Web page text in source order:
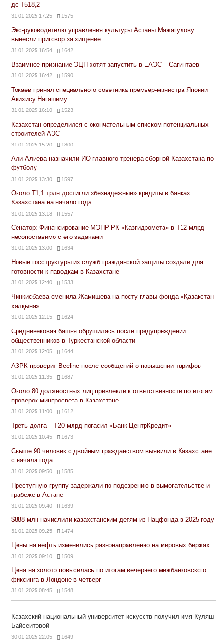
до Т518,2
31.01.2025 17:25 1575
Экс-руководителю управления культуры Астаны Мажагулову
вынесли приговор за хищение
31.01.2025 16:54 1642
Взаимное признание ЭЦП хотят запустить в ЕАЭС – Сагинтаев
31.01.2025 16:42 1590
Токаев принял специального советника премьер-министра Японии
Акихису Нагашиму
31.01.2025 16:10 1523
Казахстан определился с окончательным списком потенциальных
строителей АЭС
31.01.2025 15:20 1800
Али Алиева назначили ИО главного тренера сборной Казахстана по
футболу
31.01.2025 13:30 1597
Около Т1,1 трлн достигли «безнадежные» кредиты в банках
Казахстана на начало года
31.01.2025 13:18 1557
Сенатор: Финансирование МЭПР РК «Казгидромета» в Т12 млрд –
несопоставимо с его задачами
31.01.2025 13:00 1634
Новые госструктуры из служб гражданской защиты создали для
готовности к паводкам в Казахстане
31.01.2025 12:40 1533
Чинкисбаева сменила Жамишева на посту главы фонда «Қазақстан
халқына»
31.01.2025 12:15 1624
Средневековая башня обрушилась после предупреждений
общественников в Туркестанской области
31.01.2025 12:05 1644
АЗРК проверит Beeline после сообщений о повышении тарифов
31.01.2025 11:35 1687
Около 80 должностных лиц привлекли к ответственности по итогам
проверок минпросвета в Казахстане
31.01.2025 11:00 1612
Треть долга – Т20 млрд погасил «Банк ЦентрКредит»
31.01.2025 10:45 1673
Свыше 90 человек с двойным гражданством выявили в Казахстане
с начала года
31.01.2025 09:50 1585
Преступную группу задержали по подозрению в вымогательстве и
грабеже в Астане
31.01.2025 09:40 1639
$888 млн начислили казахстанским детям из Нацфонда в 2025 году
31.01.2025 09:25 1474
Цены на нефть изменились разнонаправленно на мировых биржах
31.01.2025 09:10 1509
Цена на золото повысилась по итогам вечернего межбанковского
фиксинга в Лондоне в четверг
31.01.2025 08:45 1548
Казахский национальный университет искусств получил имя Куляш
Байсеитовой
30.01.2025 22:05 1649